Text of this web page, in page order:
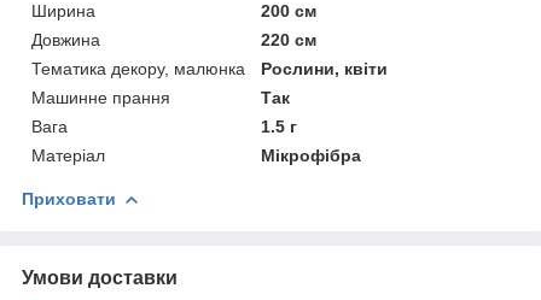
Ширина
200 см
Довжина
220 см
Тематика декору, малюнка
Рослини, квіти
Машинне прання
Так
Вага
1.5 г
Матеріал
Мікрофібра
Приховати
Умови доставки